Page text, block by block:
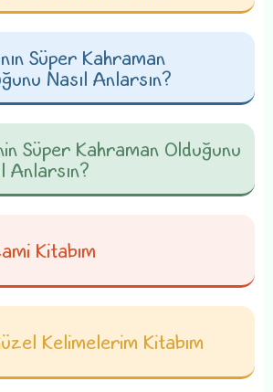
Süper Kahraman
Nasıl Anlarsın?
Süper Kahraman Olduğunu
Anlarsın?
Kitabım
Kelimelerim Kitabım